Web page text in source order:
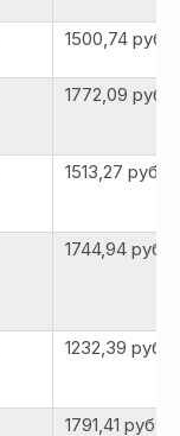
1500,74 руб.
1772,09 руб.
1513,27 руб.
1744,94 руб.
1232,39 руб.
1791,41 руб.